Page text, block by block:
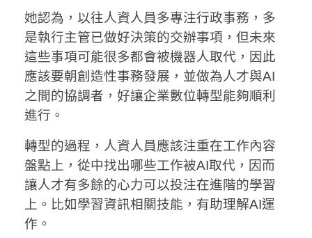
她認為，以往人資人員多專注行政事務，多
是執行主管已做好決策的交辦事項，但未來
這些事項可能很多都會被機器人取代，因此
應該要朝創造性事務發展，並做為人才與AI
之間的協調者，好讓企業數位轉型能夠順利
進行。
轉型的過程，人資人員應該注重在工作內容
盤點上，從中找出哪些工作被AI取代，因而
讓人才有多餘的心力可以投注在進階的學習
上。比如學習資訊相關技能，有助理解AI運
作。